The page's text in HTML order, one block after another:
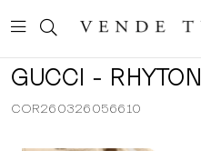
GUCCI - RHYTON
COR260326056610